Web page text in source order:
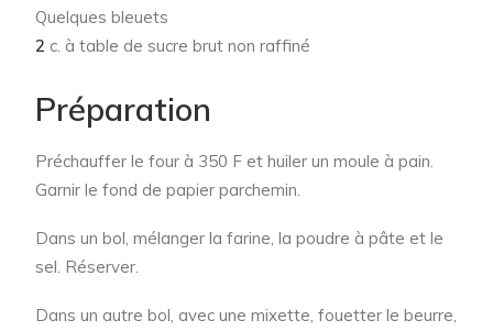
Quelques bleuets
2 c. à table de sucre brut non raffiné
Préparation
Préchauffer le four à 350 F et huiler un moule à pain.
Garnir le fond de papier parchemin.
Dans un bol, mélanger la farine, la poudre à pâte et le
sel. Réserver.
Dans un autre bol, avec une mixette, fouetter le beurre,